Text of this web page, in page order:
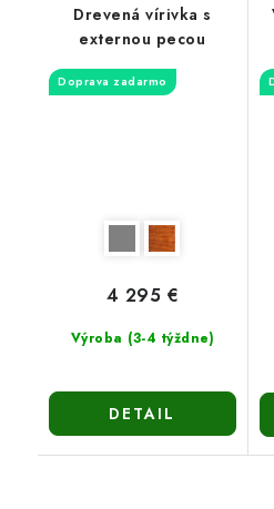
Drevená vírivka s
externou pecou
Doprava zadarmo
Výroba (3-4 týždne)
4 295 €
DETAIL